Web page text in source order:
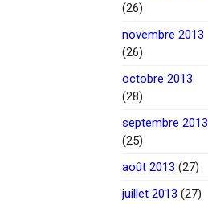
(26)
novembre 2013
(26)
octobre 2013
(28)
septembre 2013
(25)
août 2013 (27)
juillet 2013 (27)